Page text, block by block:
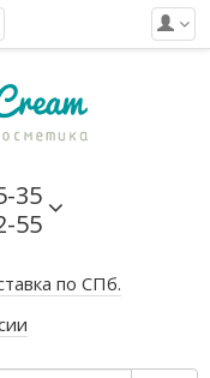
35
55
по СПб.